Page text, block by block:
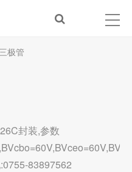
极管
封装,参数
83897562